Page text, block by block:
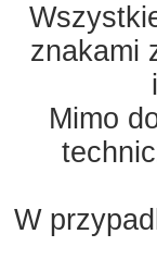
znakami
Mimo
W